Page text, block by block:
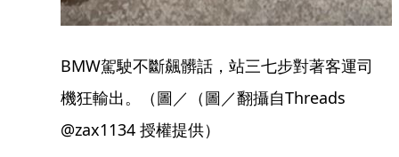
BMW駕駛不斷飆髒話，站三七步對著客運司
機狂輸出。（圖／（圖／翻攝自Threads
@zax1134 授權提供）